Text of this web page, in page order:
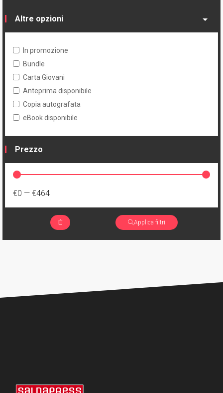
Altre opzioni
In promozione
Bundle
Carta Giovani
Anteprima disponibile
Copia autografata
eBook disponibile
Prezzo
€0 — €464
Applica filtri